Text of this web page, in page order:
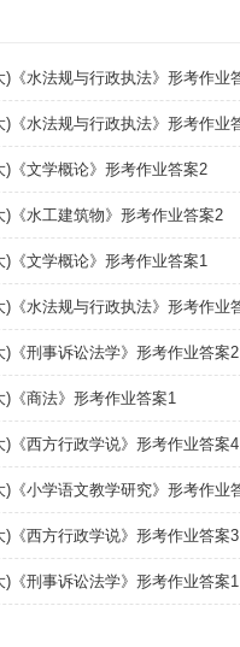
)《文学概论》形考作业答案2
)《水工建筑物》形考作业答案2
)《文学概论》形考作业答案1
)《刑事诉讼法学》形考作业答案2
)《商法》形考作业答案1
)《西方行政学说》形考作业答案4
)《西方行政学说》形考作业答案3
)《刑事诉讼法学》形考作业答案1